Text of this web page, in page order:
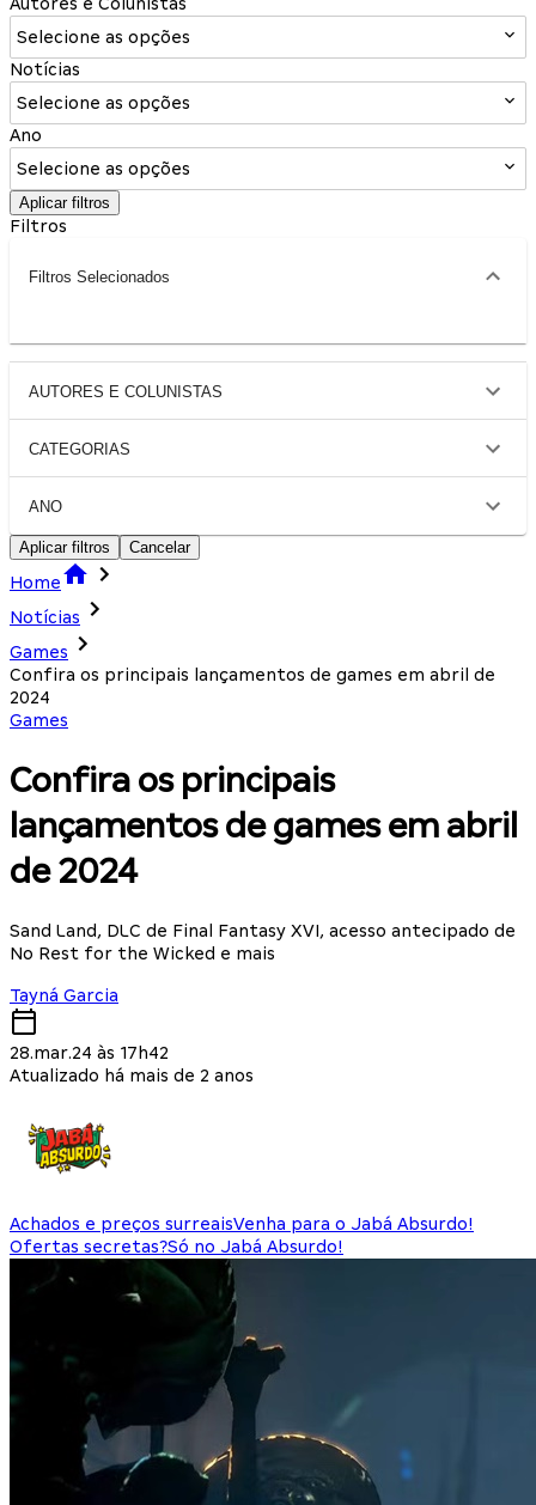
Selecione as opções
Notícias
Selecione as opções
Ano
Selecione as opções
Aplicar filtros
Filtros
Filtros Selecionados
AUTORES E COLUNISTAS
CATEGORIAS
ANO
Aplicar filtros Cancelar
Home
Notícias
Games
Confira os principais lançamentos de games em abril de
2024
Games
Confira os principais
lançamentos de games em abril
de 2024
Sand Land, DLC de Final Fantasy XVI, acesso antecipado de
No Rest for the Wicked e mais
Tayná Garcia
28.mar.24 às 17h42
Atualizado há mais de 2 anos
Achados e preços surreaisVenha para o Jabá Absurdo!
Ofertas secretas?Só no Jabá Absurdo!